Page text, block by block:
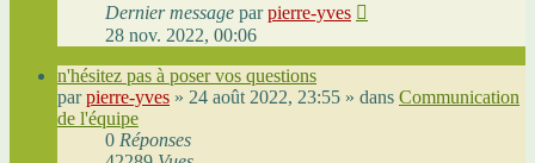
Dernier message parpierre-yves
28 nov. 2022, 00:06
n'hésitez pas à poser vos questions
parpierre-yves » 24 août 2022, 23:55 » dans Communication
de l'équipe
0 Réponses